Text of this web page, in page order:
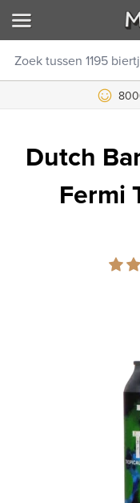
Dutch
Fermi